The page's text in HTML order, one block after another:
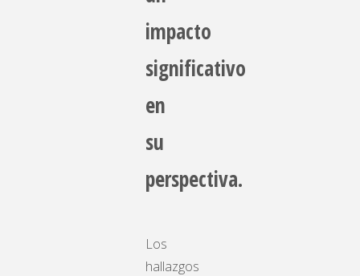
impacto
significativo
en
su
perspectiva.
Los
hallazgos